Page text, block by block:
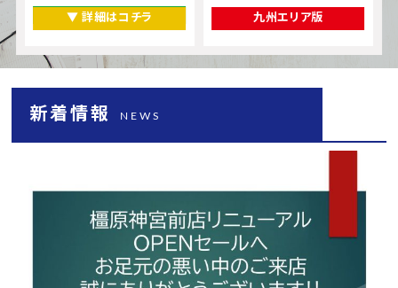
▼ 詳細はコチラ 九州エリア版
新着情報 NEWS